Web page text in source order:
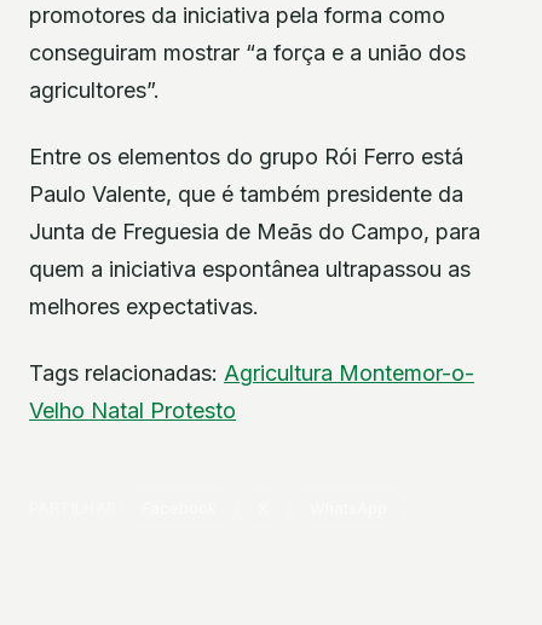
promotores da iniciativa pela forma como
conseguiram mostrar “a força e a união dos
agricultores”.
Entre os elementos do grupo Rói Ferro está
Paulo Valente, que é também presidente da
Junta de Freguesia de Meãs do Campo, para
quem a iniciativa espontânea ultrapassou as
melhores expectativas.
Tags relacionadas: Agricultura Montemor-o-
Velho Natal Protesto